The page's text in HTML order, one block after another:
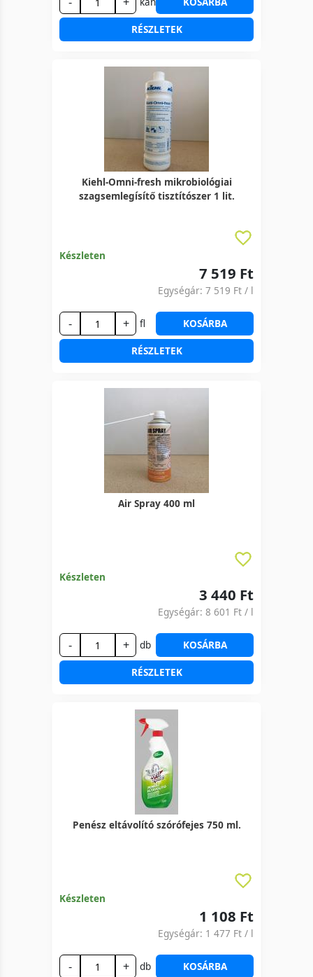
RÉSZLETEK
Kiehl-Omni-fresh mikrobiológiai
szagsemlegísítő tisztítószer 1 lit.
Készleten
7 519 Ft
Egységár: 7 519 Ft / l
- + fl KOSÁRBA
RÉSZLETEK
Air Spray 400 ml
Készleten
3 440 Ft
Egységár: 8 601 Ft / l
- + db KOSÁRBA
RÉSZLETEK
Penész eltávolító szórófejes 750 ml.
Készleten
1 108 Ft
Egységár: 1 477 Ft / l
- + db KOSÁRBA